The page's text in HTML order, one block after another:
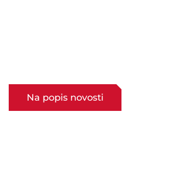
Na popis novosti